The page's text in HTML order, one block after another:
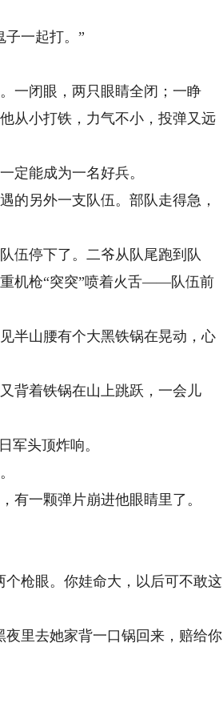
一起打。”
闭眼，两只眼睛全闭；一睁
从小打铁，力气不小，投弹又远
能成为一名好兵。
另外一支队伍。部队走得急，
停下了。二爷从队尾跑到队
机枪“突突”喷着火舌——队伍前
山腰有个大黑铁锅在晃动，心
背着铁锅在山上跳跃，一会儿
头顶炸响。
一颗弹片崩进他眼睛里了。
枪眼。你娃命大，以后可不敢这
里去她家背一口锅回来，赔给你